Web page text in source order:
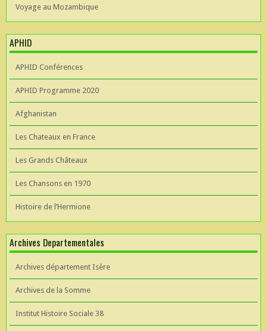
Voyage au Mozambique
APHID
APHID Conférences
APHID Programme 2020
Afghanistan
Les Chateaux en France
Les Grands Châteaux
Les Chansons en 1970
Histoire de l’Hermione
Archives Departementales
Archives département Isère
Archives de la Somme
Institut Histoire Sociale 38